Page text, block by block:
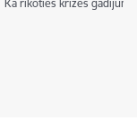
Kā rīkoties krīzes